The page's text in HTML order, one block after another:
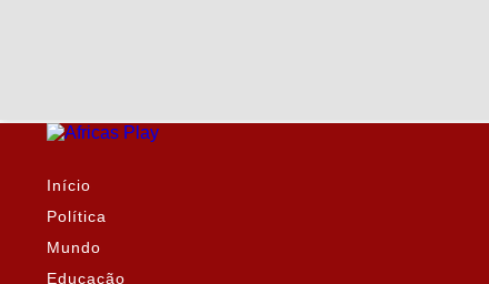
Início
Política
Mundo
Educação